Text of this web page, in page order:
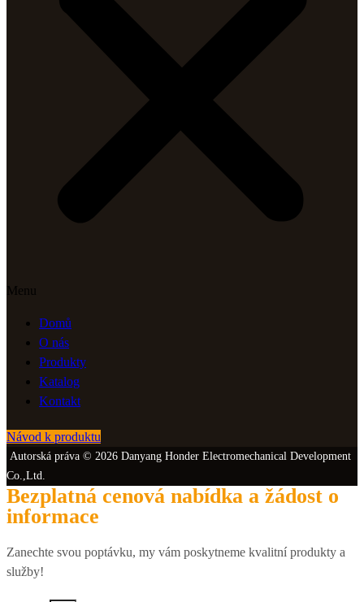
Menu
Domů
O nás
Produkty
Katalog
Kontakt
Návod k produktu
Autorská práva © 2026 Danyang Honder Electromechanical Development
Co.,Ltd.
Bezplatná cenová nabídka a žádost o
informace
Zanechte svou poptávku, my vám poskytneme kvalitní produkty a
služby!